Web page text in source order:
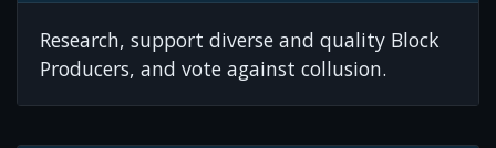
Research, support diverse and quality Block
Producers, and vote against collusion.